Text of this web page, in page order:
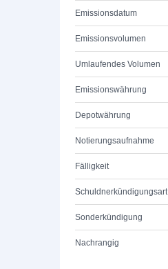
Emissionsdatum
Emissionsvolumen
Umlaufendes Volumen
Emissionswährung
Depotwährung
Notierungsaufnahme
Fälligkeit
Schuldnerkündigungsart
Sonderkündigung
Nachrangig